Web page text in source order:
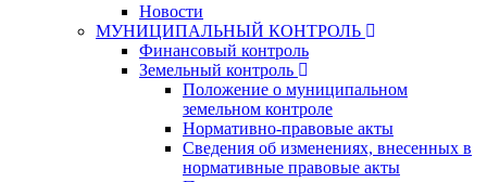
Новости
МУНИЦИПАЛЬНЫЙ КОНТРОЛЬ
Финансовый контроль
Земельный контроль
Положение о муниципальном
земельном контроле
Нормативно-правовые акты
Сведения об изменениях, внесенных в
нормативные правовые акты